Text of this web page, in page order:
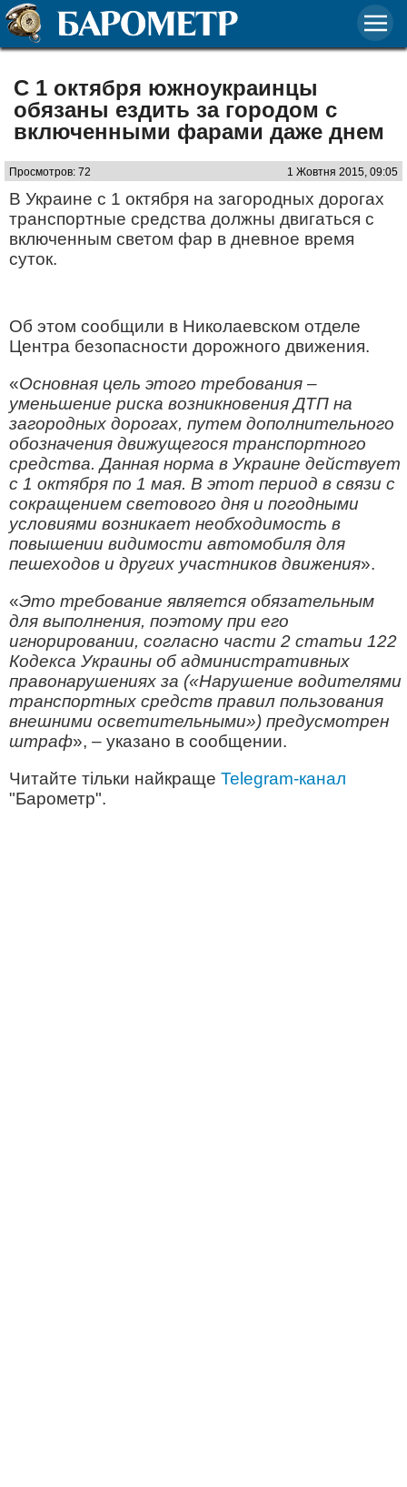
С 1 октября южноукраинцы
обязаны ездить за городом с
включенными фарами даже днем
Просмотров: 72 1 Жовтня 2015, 09:05
В Украине с 1 октября на загородных дорогах
транспортные средства должны двигаться с
включенным светом фар в дневное время
суток.
Об этом сообщили в Николаевском отделе
Центра безопасности дорожного движения.
«Основная цель этого требования –
уменьшение риска возникновения ДТП на
загородных дорогах, путем дополнительного
обозначения движущегося транспортного
средства. Данная норма в Украине действует
с 1 октября по 1 мая. В этот период в связи с
сокращением светового дня и погодными
условиями возникает необходимость в
повышении видимости автомобиля для
пешеходов и других участников движения».
«Это требование является обязательным
для выполнения, поэтому при его
игнорировании, согласно части 2 статьи 122
Кодекса Украины об административных
правонарушениях за («Нарушение водителями
транспортных средств правил пользования
внешними осветительными») предусмотрен
штраф», – указано в сообщении.
Читайте тільки найкраще Telegram-канал
"Барометр".